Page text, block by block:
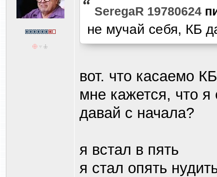
SeregaR 19780624
не мучай себя, КБ
вот. что касаемо КБ
мне кажется, что
давай с начала?
я встал в пять
я стал опять